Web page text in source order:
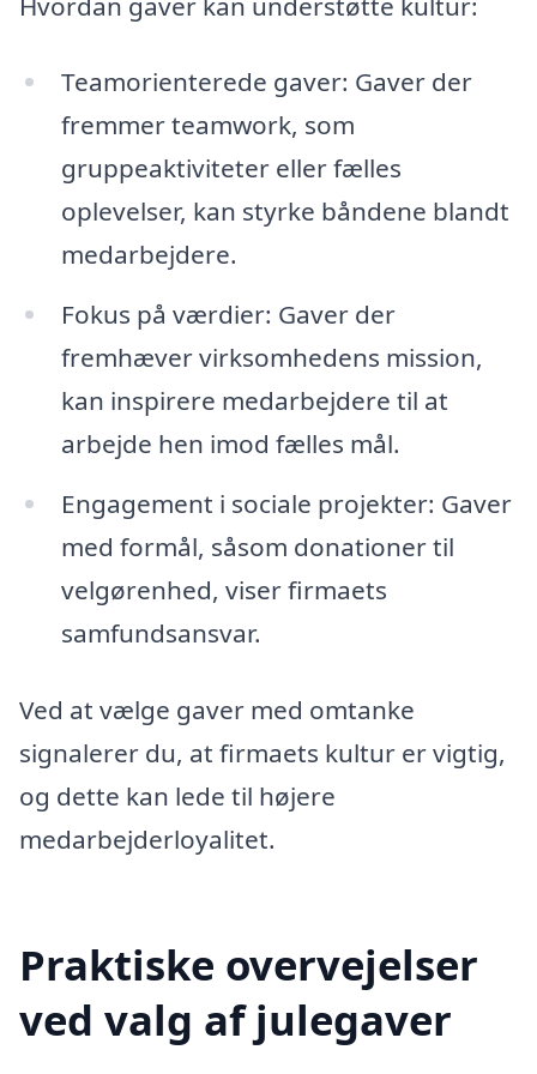
Teamorienterede gaver: Gaver der
fremmer teamwork, som
gruppeaktiviteter eller fælles
oplevelser, kan styrke båndene blandt
medarbejdere.
Fokus på værdier: Gaver der
fremhæver virksomhedens mission,
kan inspirere medarbejdere til at
arbejde hen imod fælles mål.
Engagement i sociale projekter: Gaver
med formål, såsom donationer til
velgørenhed, viser firmaets
samfundsansvar.
Ved at vælge gaver med omtanke
signalerer du, at firmaets kultur er vigtig,
og dette kan lede til højere
medarbejderloyalitet.
Praktiske overvejelser
ved valg af julegaver